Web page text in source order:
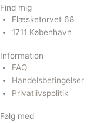
Find mig
Flæsketorvet 68
1711 København
Information
FAQ
Handelsbetingelser
Privatlivspolitik
Følg med